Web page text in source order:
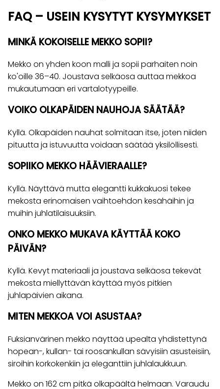
FAQ – USEIN KYSYTYT KYSYMYKSET
MINKÄ KOKOISELLE MEKKO SOPII?
Mekko on yhden koon malli ja sopii parhaiten noin
ko'oille 36–40. Joustava selkäosa auttaa mekkoa
mukautumaan eri vartalotyypeille.
VOIKO OLKAPÄIDEN NAUHOJA SÄÄTÄÄ?
Kyllä. Olkapäiden nauhat solmitaan itse, joten niiden
pituutta ja istuvuutta voidaan säätää yksilöllisesti.
SOPIIKO MEKKO HÄÄVIERAALLE?
Kyllä. Näyttävä mutta elegantti kukkakuosi tekee
mekosta erinomaisen vaihtoehdon kesähäihin ja
muihin juhlatilaisuuksiin.
ONKO MEKKO MUKAVA KÄYTTÄÄ KOKO
PÄIVÄN?
Kyllä. Kevyt materiaali ja joustava selkäosa tekevät
mekosta miellyttävän käyttää myös pitkien
juhlapäivien aikana.
MITEN MEKKOA VOI ASUSTAA?
Fuksianvärinen mekko näyttää upealta yhdistettynä
hopean-, kullan- tai roosankullan sävyisiin asusteisiin,
siroihin korkokenkiin ja eleganttiin juhlalaukkuun.
Mekko on 162 cm pitkä olkapäältä helmaan. Varaudu